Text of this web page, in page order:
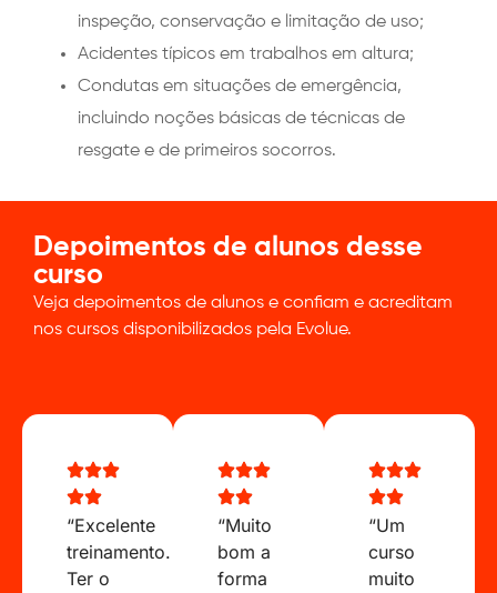
inspeção, conservação e limitação de uso;
Acidentes típicos em trabalhos em altura;
Condutas em situações de emergência,
incluindo noções básicas de técnicas de
resgate e de primeiros socorros.
Depoimentos de alunos desse
curso
Veja depoimentos de alunos e confiam e acreditam
nos cursos disponibilizados pela Evolue.
“Excelente
treinamento.
Ter o
“Muito
bom a
forma
“Um
curso
muito